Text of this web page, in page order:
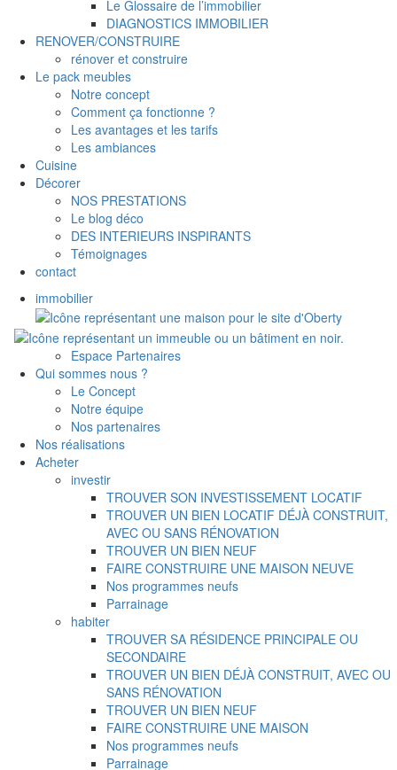
Le Glossaire de l’immobilier
DIAGNOSTICS IMMOBILIER
RENOVER/CONSTRUIRE
rénover et construire
Le pack meubles
Notre concept
Comment ça fonctionne ?
Les avantages et les tarifs
Les ambiances
Cuisine
Décorer
NOS PRESTATIONS
Le blog déco
DES INTERIEURS INSPIRANTS
Témoignages
contact
immobilier
Espace Partenaires
Qui sommes nous ?
Le Concept
Notre équipe
Nos partenaires
Nos réalisations
Acheter
investir
TROUVER SON INVESTISSEMENT LOCATIF
TROUVER UN BIEN LOCATIF DÉJÀ CONSTRUIT,
AVEC OU SANS RÉNOVATION
TROUVER UN BIEN NEUF
FAIRE CONSTRUIRE UNE MAISON NEUVE
Nos programmes neufs
Parrainage
habiter
TROUVER SA RÉSIDENCE PRINCIPALE OU
SECONDAIRE
TROUVER UN BIEN DÉJÀ CONSTRUIT, AVEC OU
SANS RÉNOVATION
TROUVER UN BIEN NEUF
FAIRE CONSTRUIRE UNE MAISON
Nos programmes neufs
Parrainage